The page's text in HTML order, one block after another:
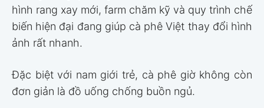
hình rang xay mới, farm chăm kỹ và quy trình chế
biến hiện đại đang giúp cà phê Việt thay đổi hình
ảnh rất nhanh.
Đặc biệt với nam giới trẻ, cà phê giờ không còn
đơn giản là đồ uống chống buồn ngủ.